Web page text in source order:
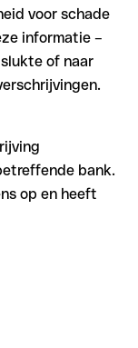
voor schade
informatie –
of naar
bank.
op en heeft